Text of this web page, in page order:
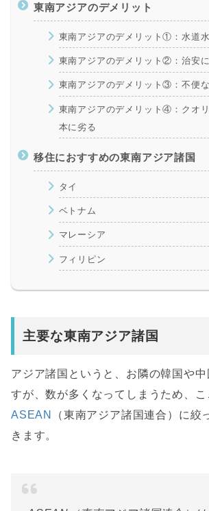
東南アジアのデメリット
東南アジアのデメリット①：水道
東南アジアのデメリット②：治安
東南アジアのデメリット③：不便
東南アジアのデメリット④：クオ
本に劣る
移住におすすめの東南アジア諸国
タイ
ベトナム
マレーシア
フィリピン
主要な東南アジア諸国
アジア諸国というと、お隣の韓国や中
すが、数が多くなってしまうため、こ
ASEAN
（東南アジア諸国連合）に絞
きます。